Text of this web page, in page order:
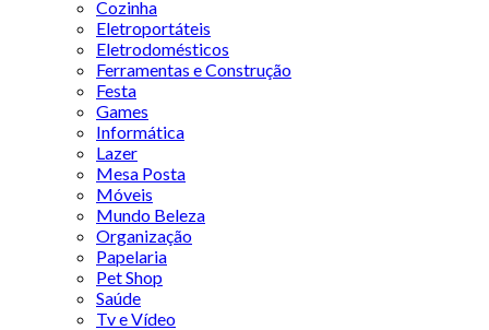
Cozinha
Eletroportáteis
Eletrodomésticos
Ferramentas e Construção
Festa
Games
Informática
Lazer
Mesa Posta
Móveis
Mundo Beleza
Organização
Papelaria
Pet Shop
Saúde
Tv e Vídeo